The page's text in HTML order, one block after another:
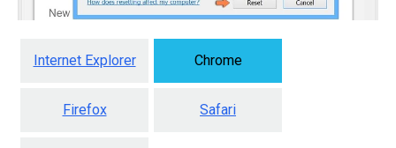
Internet Explorer Chrome
Firefox Safari